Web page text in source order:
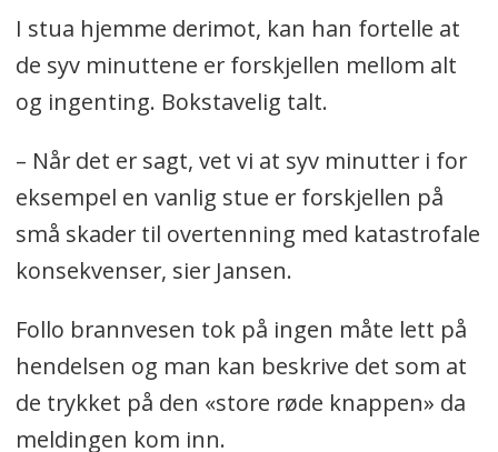
I stua hjemme derimot, kan han fortelle at
de syv minuttene er forskjellen mellom alt
og ingenting. Bokstavelig talt.
– Når det er sagt, vet vi at syv minutter i for
eksempel en vanlig stue er forskjellen på
små skader til overtenning med katastrofale
konsekvenser, sier Jansen.
Follo brannvesen tok på ingen måte lett på
hendelsen og man kan beskrive det som at
de trykket på den «store røde knappen» da
meldingen kom inn.